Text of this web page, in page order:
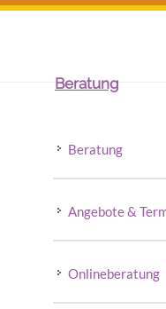
Beratung
Beratung
Angebote &
Onlineberatung